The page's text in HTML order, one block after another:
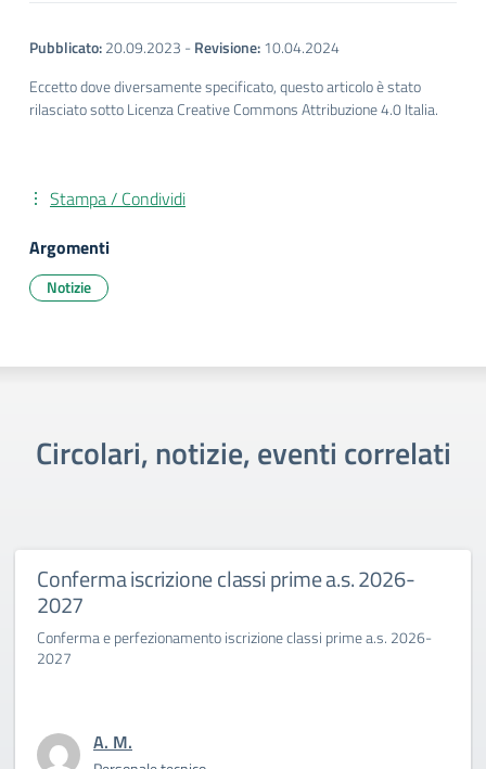
Pubblicato:20.09.2023 -Revisione:10.04.2024
Eccetto dove diversamente specificato, questo articolo è stato
rilasciato sotto Licenza Creative Commons Attribuzione 4.0 Italia.
Stampa / Condividi
Argomenti
Notizie
Circolari, notizie, eventi correlati
classi prime a.s. 2026-
iscrizione classi prime a.s. 2026-
Primo
La Dirigente